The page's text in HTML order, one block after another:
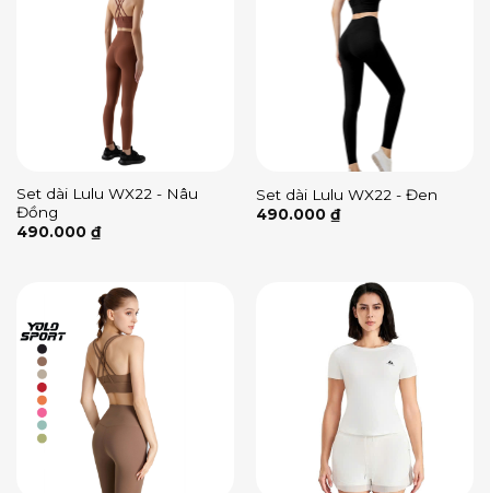
Set dài Lulu WX22 - Nâu
Đồng
490.000 ₫
Set dài Lulu WX22 - Đen
490.000 ₫